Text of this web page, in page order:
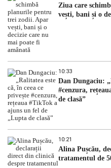
Ziua care
vești, bani și o
10:33
Dan Dungaciu:
#cenzura,
de clasă”
10:21
Alina Pușcău,
tratamentul de